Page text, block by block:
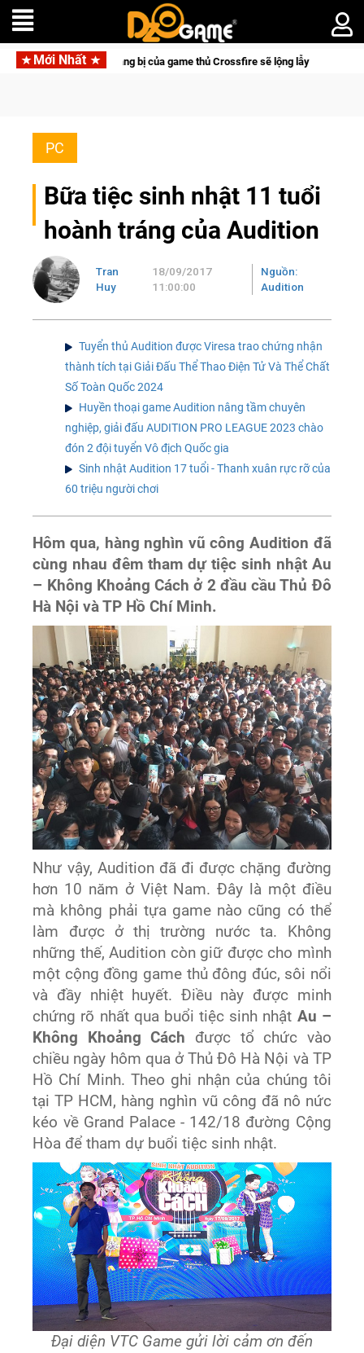
Mới Nhất
Trang bị của game thủ Crossfire sẽ lộng lẫy ánh đèn với Kho Báu Hoàng
PC
Bữa tiệc sinh nhật 11 tuổi
hoành tráng của Audition
Tran
Huy
18/09/2017
11:00:00
Nguồn:
Audition
Tuyển thủ Audition được Viresa trao chứng nhận
thành tích tại Giải Đấu Thể Thao Điện Tử Và Thể Chất
Số Toàn Quốc 2024
Huyền thoại game Audition nâng tầm chuyên
nghiệp, giải đấu AUDITION PRO LEAGUE 2023 chào
đón 2 đội tuyển Vô địch Quốc gia
Sinh nhật Audition 17 tuổi - Thanh xuân rực rỡ của
60 triệu người chơi
Hôm qua, hàng nghìn vũ công Audition đã
cùng nhau đêm tham dự tiệc sinh nhật Au
– Không Khoảng Cách ở 2 đầu cầu Thủ Đô
Hà Nội và TP Hồ Chí Minh.
Như vậy, Audition đã đi được chặng đường
hơn 10 năm ở Việt Nam. Đây là một điều
mà không phải tựa game nào cũng có thể
làm được ở thị trường nước ta. Không
những thế, Audition còn giữ được cho mình
một cộng đồng game thủ đông đúc, sôi nổi
và đầy nhiệt huyết. Điều này được minh
chứng rõ nhất qua buổi tiệc sinh nhật Au –
Không Khoảng Cách được tổ chức vào
chiều ngày hôm qua ở Thủ Đô Hà Nội và TP
Hồ Chí Minh. Theo ghi nhận của chúng tôi
tại TP HCM, hàng nghìn vũ công đã nô nức
kéo về Grand Palace - 142/18 đường Cộng
Hòa để tham dự buổi tiệc sinh nhật.
Đại diện VTC Game gửi lời cảm ơn đến